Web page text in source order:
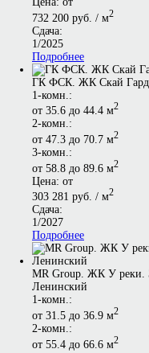
732 200 руб. / м2
Сдача:
1/2025
Подробнее
ГК ФСК. ЖК Скай
1-комн.:
от 35.6 до 44.4 м2
2-комн.:
от 47.3 до 70.7 м2
3-комн.:
от 58.8 до 89.6 м2
Цена: от
303 281 руб. / м2
Сдача:
1/2027
Подробнее
MR Group. ЖК У реки.
Ленинский
1-комн.:
от 31.5 до 36.9 м2
2-комн.:
от 55.4 до 66.6 м2